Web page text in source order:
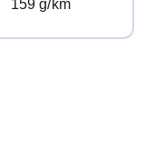
159 g/km